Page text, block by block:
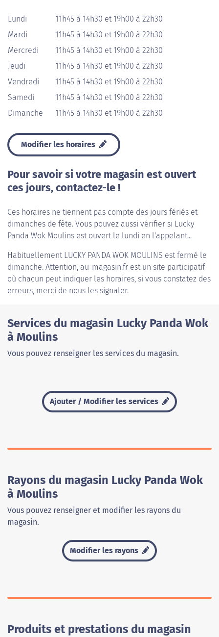
Lundi
11h45 à 14h30 et 19h00 à 22h30
Mardi
11h45 à 14h30 et 19h00 à 22h30
Mercredi
11h45 à 14h30 et 19h00 à 22h30
Jeudi
11h45 à 14h30 et 19h00 à 22h30
Vendredi
11h45 à 14h30 et 19h00 à 22h30
Samedi
11h45 à 14h30 et 19h00 à 22h30
Dimanche
11h45 à 14h30 et 19h00 à 22h30
Modifier les horaires
Pour savoir si votre magasin est ouvert
ces jours, contactez-le !
Ces horaires ne tiennent pas compte des jours fériés et
dimanches de fête. Vous pouvez aussi vérifier si Lucky
Panda Wok Moulins est ouvert le lundi en l'appelant...
Habituellement LUCKY PANDA WOK MOULINS est fermé le
dimanche. Attention, au-magasin.fr est un site participatif
où chacun peut indiquer les horaires, si vous constatez des
erreurs, merci de nous les signaler.
Services du magasin Lucky Panda Wok
à Moulins
Vous pouvez renseigner les services du magasin.
Ajouter / Modifier les services
Rayons du magasin Lucky Panda Wok
à Moulins
Vous pouvez renseigner et modifier les rayons du
magasin.
Modifier les rayons
Produits et prestations du magasin